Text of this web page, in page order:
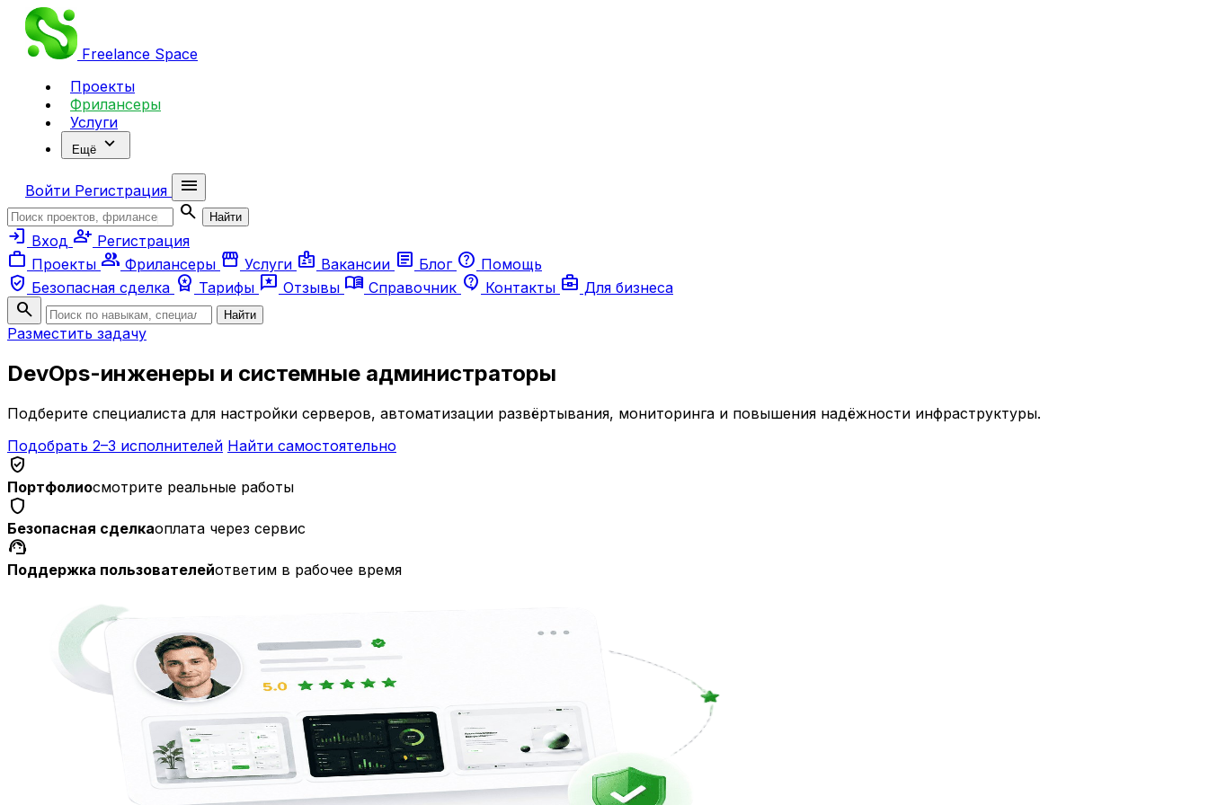
Freelance Space
Проекты
Фрилансеры
Услуги
Ещё expand_more
Войти Регистрация
menu
search
Найти
login Вход person_add Регистрация
work Проекты group Фрилансеры storefront Услуги badge Вакансии article Блог help Помощь
verified_user Безопасная сделка workspace_premium Тарифы reviews Отзывы menu_book Справочник contact_support Контакты business_center Для бизнеса
search Найти
Разместить задачу
DevOps-инженеры и системные администраторы
Подберите специалиста для настройки серверов, автоматизации развёртывания, мониторинга и повышения надёжности инфраструктуры.
Подобрать 2–3 исполнителей Найти самостоятельно
verified_user
Портфолиосмотрите реальные работы
shield
Безопасная сделкаоплата через сервис
support_agent
Поддержка пользователейответим в рабочее время